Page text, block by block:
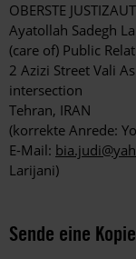
OBERSTE
Ayatollah Sadegh
(care of) Public
2 Azizi Street Vali
intersection
Tehran, IRAN
(korrekte Anrede:
E-Mail:
Larijani)
Sende eine